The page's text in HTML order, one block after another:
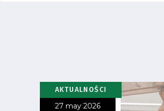
AKTUALNOŚCI
27 may 2026